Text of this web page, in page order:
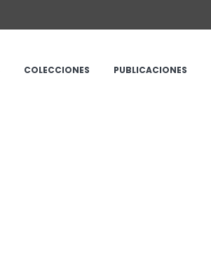
COLECCIONES PUBLICACIONES